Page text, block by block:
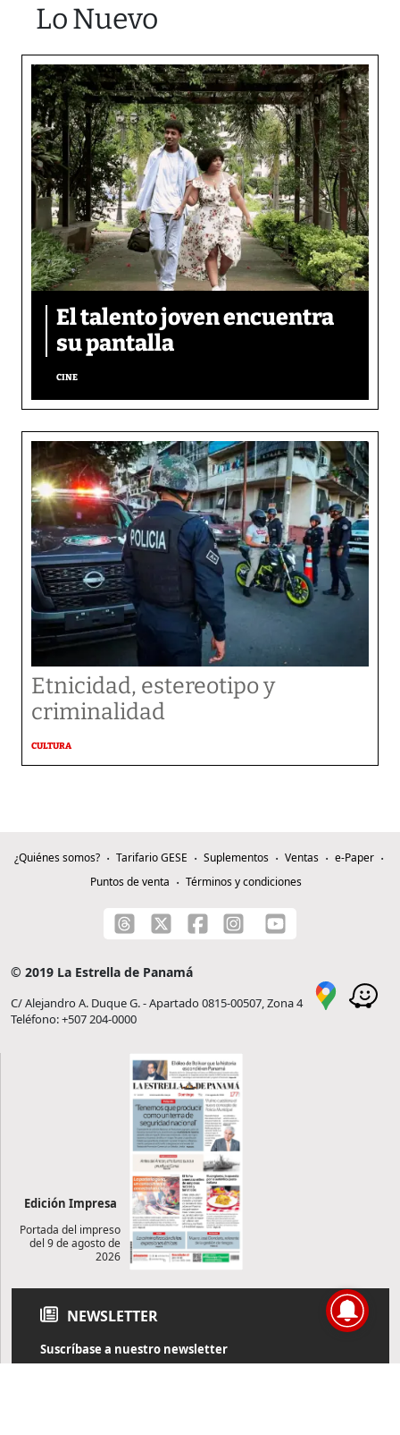
Lo Nuevo
El talento joven encuentra
su pantalla​
CINE
Etnicidad, estereotipo y
criminalidad
CULTURA
¿Quiénes somos? Tarifario GESE Suplementos Ventas
e-Paper
Puntos de venta
Términos y condiciones
© 2019 La Estrella de Panamá
C/ Alejandro A. Duque G. - Apartado 0815-00507, Zona 4
Teléfono: +507 204-0000
Edición Impresa
Portada del impreso
del 9 de agosto de
2026
NEWSLETTER
Suscríbase a nuestro newsletter
Reciba diariamente información de actualidad directamente en